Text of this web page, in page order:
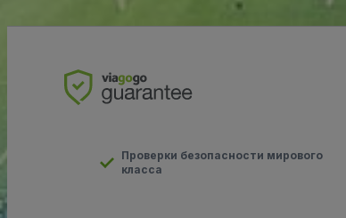
Проверки безопасности мирового
класса